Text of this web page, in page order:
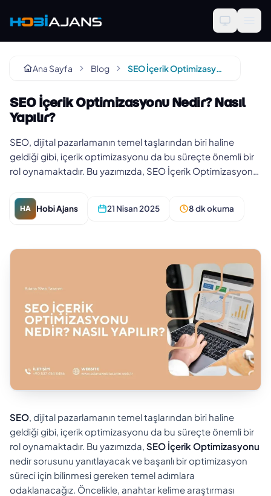
Ana Sayfa Blog SEO İçerik Optimizasyonu Nedir? Nasıl Yapılır?
SEO İçerik Optimizasyonu Nedir? Nasıl
Yapılır?
SEO, dijital pazarlamanın temel taşlarından biri haline
geldiği gibi, içerik optimizasyonu da bu süreçte önemli bir
rol oynamaktadır. Bu yazımızda, SEO İçerik Optimizasyonu
HA Hobi Ajans 21 Nisan 2025 8 dk okuma
SEO, dijital pazarlamanın temel taşlarından biri haline
geldiği gibi, içerik optimizasyonu da bu süreçte önemli bir
rol oynamaktadır. Bu yazımızda, SEO İçerik Optimizasyonu
nedir sorusunu yanıtlayacak ve başarılı bir optimizasyon
süreci için bilinmesi gereken temel adımlara
odaklanacağız. Öncelikle, anahtar kelime araştırması